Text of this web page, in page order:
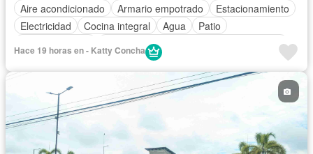
Aire acondicionado
Armario empotrado
Estacionamiento
Electricidad
Cocina integral Agua
Patio
Acceso para personas con discapacidad
Garita de guardianía
Sin amoblar
Hace 19 horas en - Katty Concha